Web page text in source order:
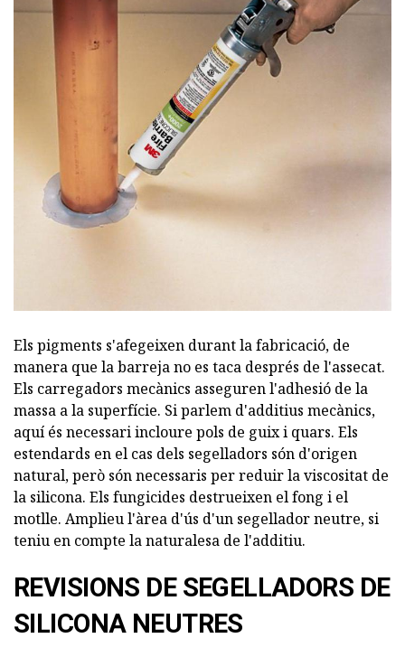
Els pigments s'afegeixen durant la fabricació, de
manera que la barreja no es taca després de l'assecat.
Els carregadors mecànics asseguren l'adhesió de la
massa a la superfície. Si parlem d'additius mecànics,
aquí és necessari incloure pols de guix i quars. Els
estendards en el cas dels segelladors són d'origen
natural, però són necessaris per reduir la viscositat de
la silicona. Els fungicides destrueixen el fong i el
motlle. Amplieu l'àrea d'ús d'un segellador neutre, si
teniu en compte la naturalesa de l'additiu.
REVISIONS DE SEGELLADORS DE
SILICONA NEUTRES